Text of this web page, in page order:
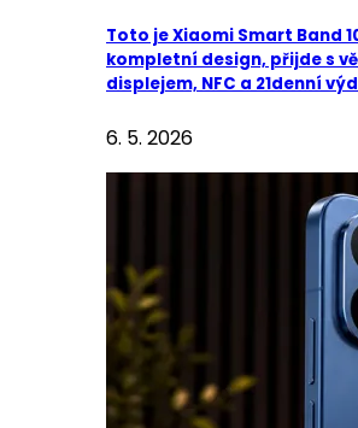
Toto je Xiaomi Smart Band
kompletní design, přijde s
displejem, NFC a 21denní
6. 5. 2026